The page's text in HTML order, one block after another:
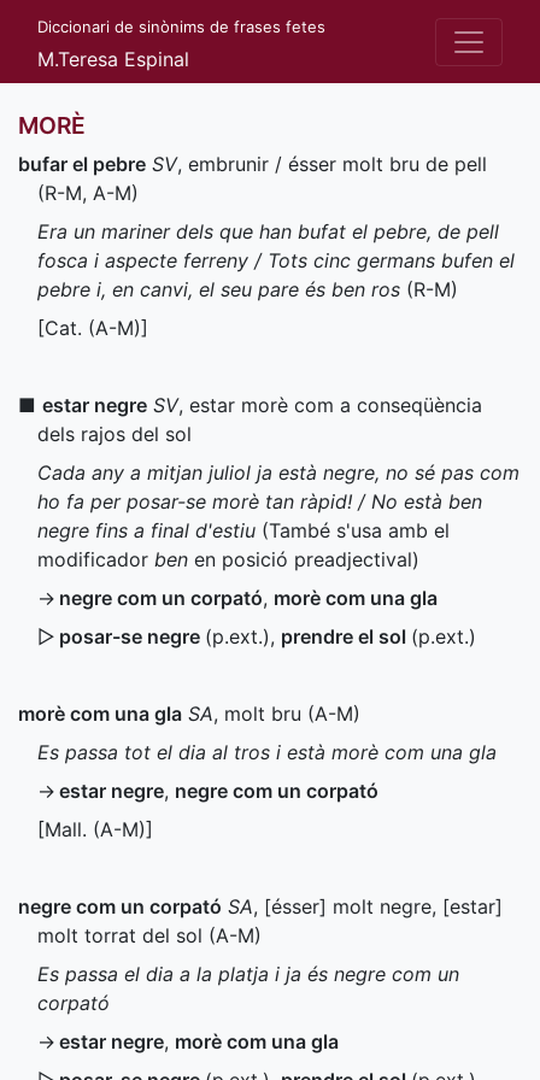
Diccionari de sinònims de frases fetes
M.Teresa Espinal
MORÈ
bufar el pebre SV, embrunir / ésser molt bru de pell
(R-M, A-M)
Era un mariner dels que han bufat el pebre, de pell
fosca i aspecte ferreny / Tots cinc germans bufen el
pebre i, en canvi, el seu pare és ben ros (R-M)
[Cat. (A-M)]
■ estar negre SV, estar morè com a conseqüència
dels rajos del sol
Cada any a mitjan juliol ja està negre, no sé pas com
ho fa per posar-se morè tan ràpid! / No està ben
negre fins a final d'estiu (També s'usa amb el
modificador ben en posició preadjectival)
→ negre com un corpató, morè com una gla
▷ posar-se negre (p.ext.), prendre el sol (p.ext.)
morè com una gla SA, molt bru (A-M)
Es passa tot el dia al tros i està morè com una gla
→ estar negre, negre com un corpató
[Mall. (A-M)]
negre com un corpató SA, [ésser] molt negre, [estar]
molt torrat del sol (A-M)
Es passa el dia a la platja i ja és negre com un
corpató
→ estar negre, morè com una gla